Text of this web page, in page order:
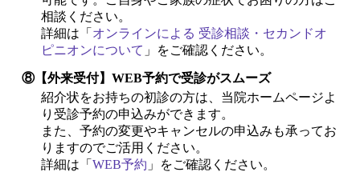
相談ください。
詳細は「 オンラインによる 受診相談・セカンドオ
ピニオンについて 」をご確認ください。
⑧【外来受付】WEB予約で受診がスムーズ
紹介状をお持ちの初診の方は、当院ホームページよ
り受診予約の申込みができます。
また、予約の変更やキャンセルの申込みも承ってお
りますのでご活用ください。
詳細は「 WEB予約 」をご確認ください。